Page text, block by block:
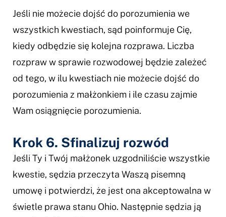
Jeśli nie możecie dojść do porozumienia we
wszystkich kwestiach, sąd poinformuje Cię,
kiedy odbędzie się kolejna rozprawa. Liczba
rozpraw w sprawie rozwodowej będzie zależeć
od tego, w ilu kwestiach nie możecie dojść do
porozumienia z małżonkiem i ile czasu zajmie
Wam osiągnięcie porozumienia.
Krok 6. Sfinalizuj rozwód
Jeśli Ty i Twój małżonek uzgodniliście wszystkie
kwestie, sędzia przeczyta Waszą pisemną
umowę i potwierdzi, że jest ona akceptowalna w
świetle prawa stanu Ohio. Następnie sędzia ją